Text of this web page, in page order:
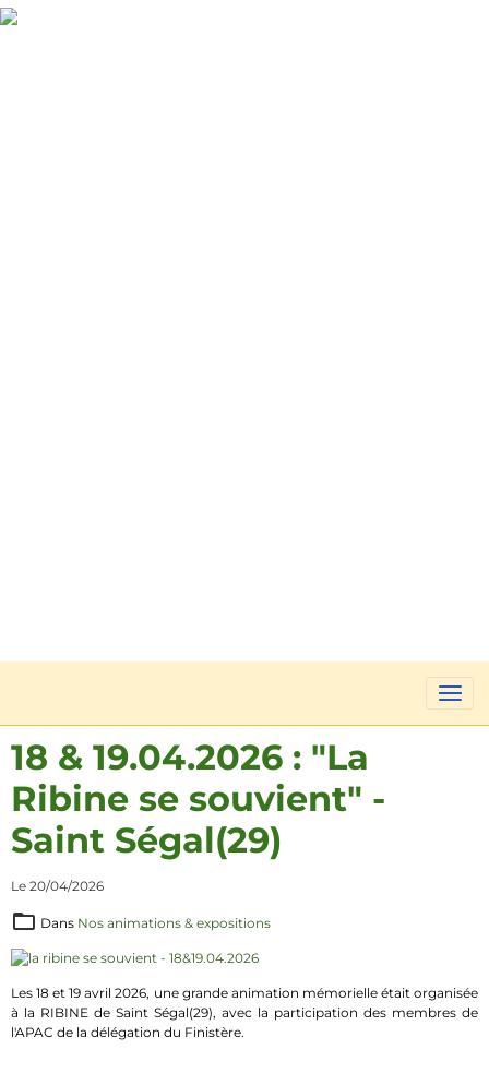
18 & 19.04.2026 : "La
Ribine se souvient" -
Saint Ségal(29)
Le 20/04/2026
Dans Nos animations & expositions
Les 18 et 19 avril 2026, une grande animation mémorielle était organisée
à la RIBINE de Saint Ségal(29), avec la participation des membres de
l'APAC de la délégation du Finistère.